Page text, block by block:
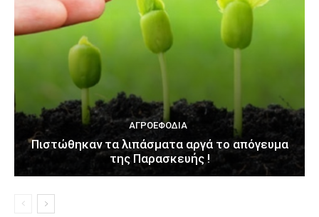
ΑΓΡΟΕΦΌΔΙΑ
Πιστώθηκαν τα λιπάσματα αργά το απόγευμα
της Παρασκευής !